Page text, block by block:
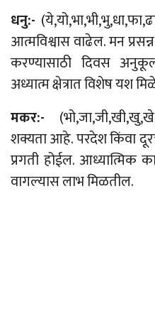
धनु:-
आत्मविश्वास वाढेल. मन
करण्यासाठी दिवस
अध्यात्म क्षेत्रात विशेष यश
मकर:-
शक्यता आहे. परदेश किंवा
प्रगती होईल. आध्यात्मिक
वागल्यास लाभ मिळतील.